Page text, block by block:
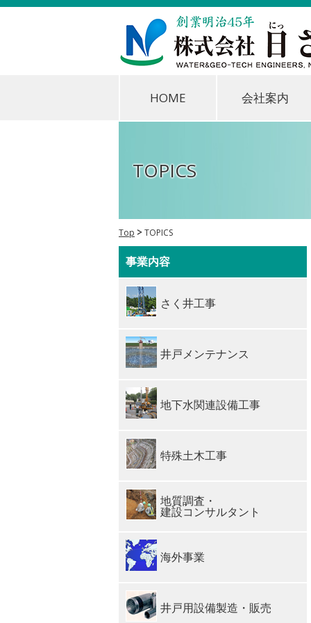
HOME 会社案内
TOPICS
Top TOPICS
事業内容
さく井工事
井戸メンテナンス
地下水関連設備工事
特殊土木工事
地質調査・
建設コンサルタント
海外事業
井戸用設備製造・販売